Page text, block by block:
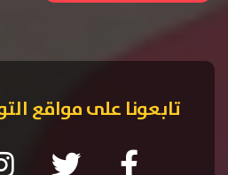
تابعونا على مواقع